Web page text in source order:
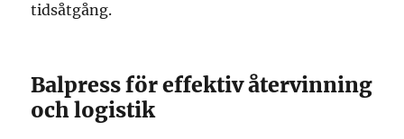
tidsåtgång.
Balpress för effektiv återvinning
och logistik